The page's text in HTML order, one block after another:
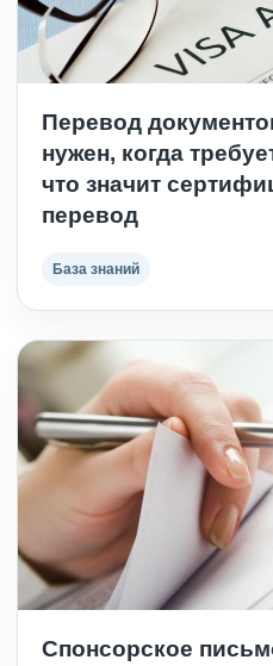
Перевод
нужен, когда
что значит
перевод
База знаний
Спонсорское